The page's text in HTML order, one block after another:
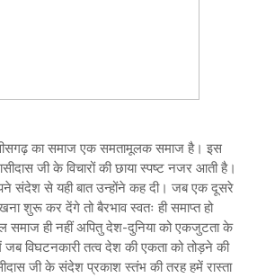
का समाज एक समतामूलक समाज है। इस
जी के विचारों की छाया स्पष्ट नजर आती है।
से यही बात उन्होंने कह दी। जब एक दूसरे
शुरू कर देंगे तो बैरभाव स्वतः ही समाप्त हो
ही नहीं अपितु देश-दुनिया को एकजुटता के
विघटनकारी तत्व देश की एकता को तोड़ने की
जी के संदेश प्रकाश स्तंभ की तरह हमें रास्ता